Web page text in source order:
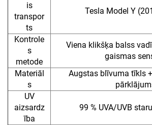
is
transpor
ts
Tesla Model Y
Kontrole
s
metode
Viena klikšķa balss
gaismas
Materiāl
s
Augstas blīvuma tīkls
UV
aizsardz
ība
99 % UVA/UVB